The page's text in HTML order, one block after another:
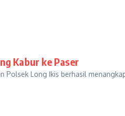
Kabur ke Paser
Long Ikis berhasil